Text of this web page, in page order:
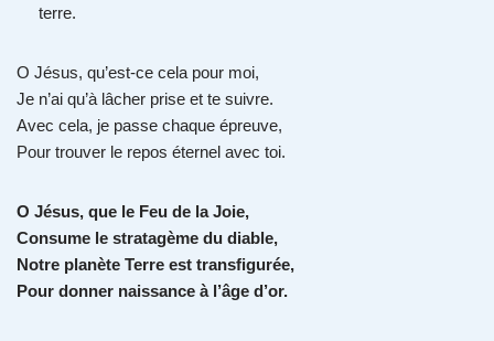
terre.
O Jésus, qu’est-ce cela pour moi,
Je n’ai qu’à lâcher prise et te suivre.
Avec cela, je passe chaque épreuve,
Pour trouver le repos éternel avec toi.
O Jésus, que le Feu de la Joie,
Consume le stratagème du diable,
Notre planète Terre est transfigurée,
Pour donner naissance à l’âge d’or.